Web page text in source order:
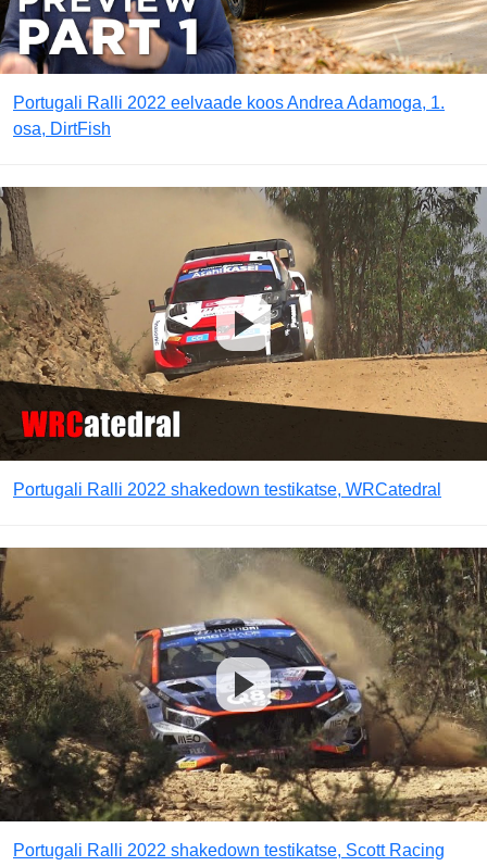
Portugali Ralli 2022 eelvaade koos Andrea Adamoga, 1.
osa, DirtFish
Portugali Ralli 2022 shakedown testikatse, WRCatedral
Portugali Ralli 2022 shakedown testikatse, Scott Racing